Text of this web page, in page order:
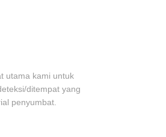
utama kami untuk
ditempat yang
penyumbat.